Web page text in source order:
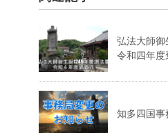
弘法大師御
令和四年度
知多四国事